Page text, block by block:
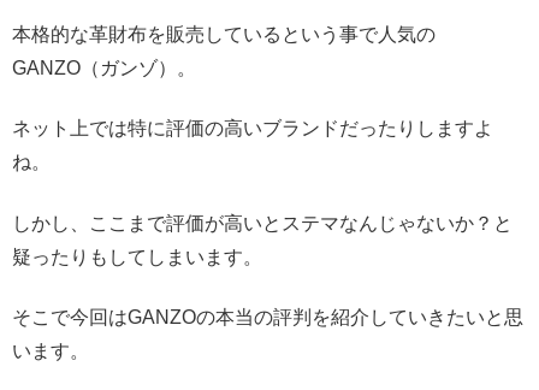
本格的な革財布を販売しているという事で人気の
GANZO（ガンゾ）。
ネット上では特に評価の高いブランドだったりしますよ
ね。
しかし、ここまで評価が高いとステマなんじゃないか？と
疑ったりもしてしまいます。
そこで今回はGANZOの本当の評判を紹介していきたいと思
います。